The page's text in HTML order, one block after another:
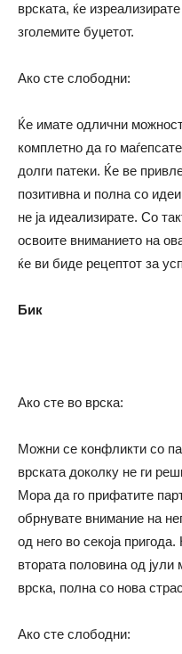
врската, ќе
зголемите буџетот.
Ако сте слободни:
Ќе имате одлични
комплетно да го
долги патеки. Ќе ве
позитивна и полна со
не ја идеализирате. Со
освоите вниманието на
ќе ви биде рецептот за
Бик
Ако сте во врска:
Можни се конфликти со
врската доколку не ги
Мора да го прифатите
обрнувате внимание на
од него во секоја
втората половина од
врска, полна со нова
Ако сте слободни: